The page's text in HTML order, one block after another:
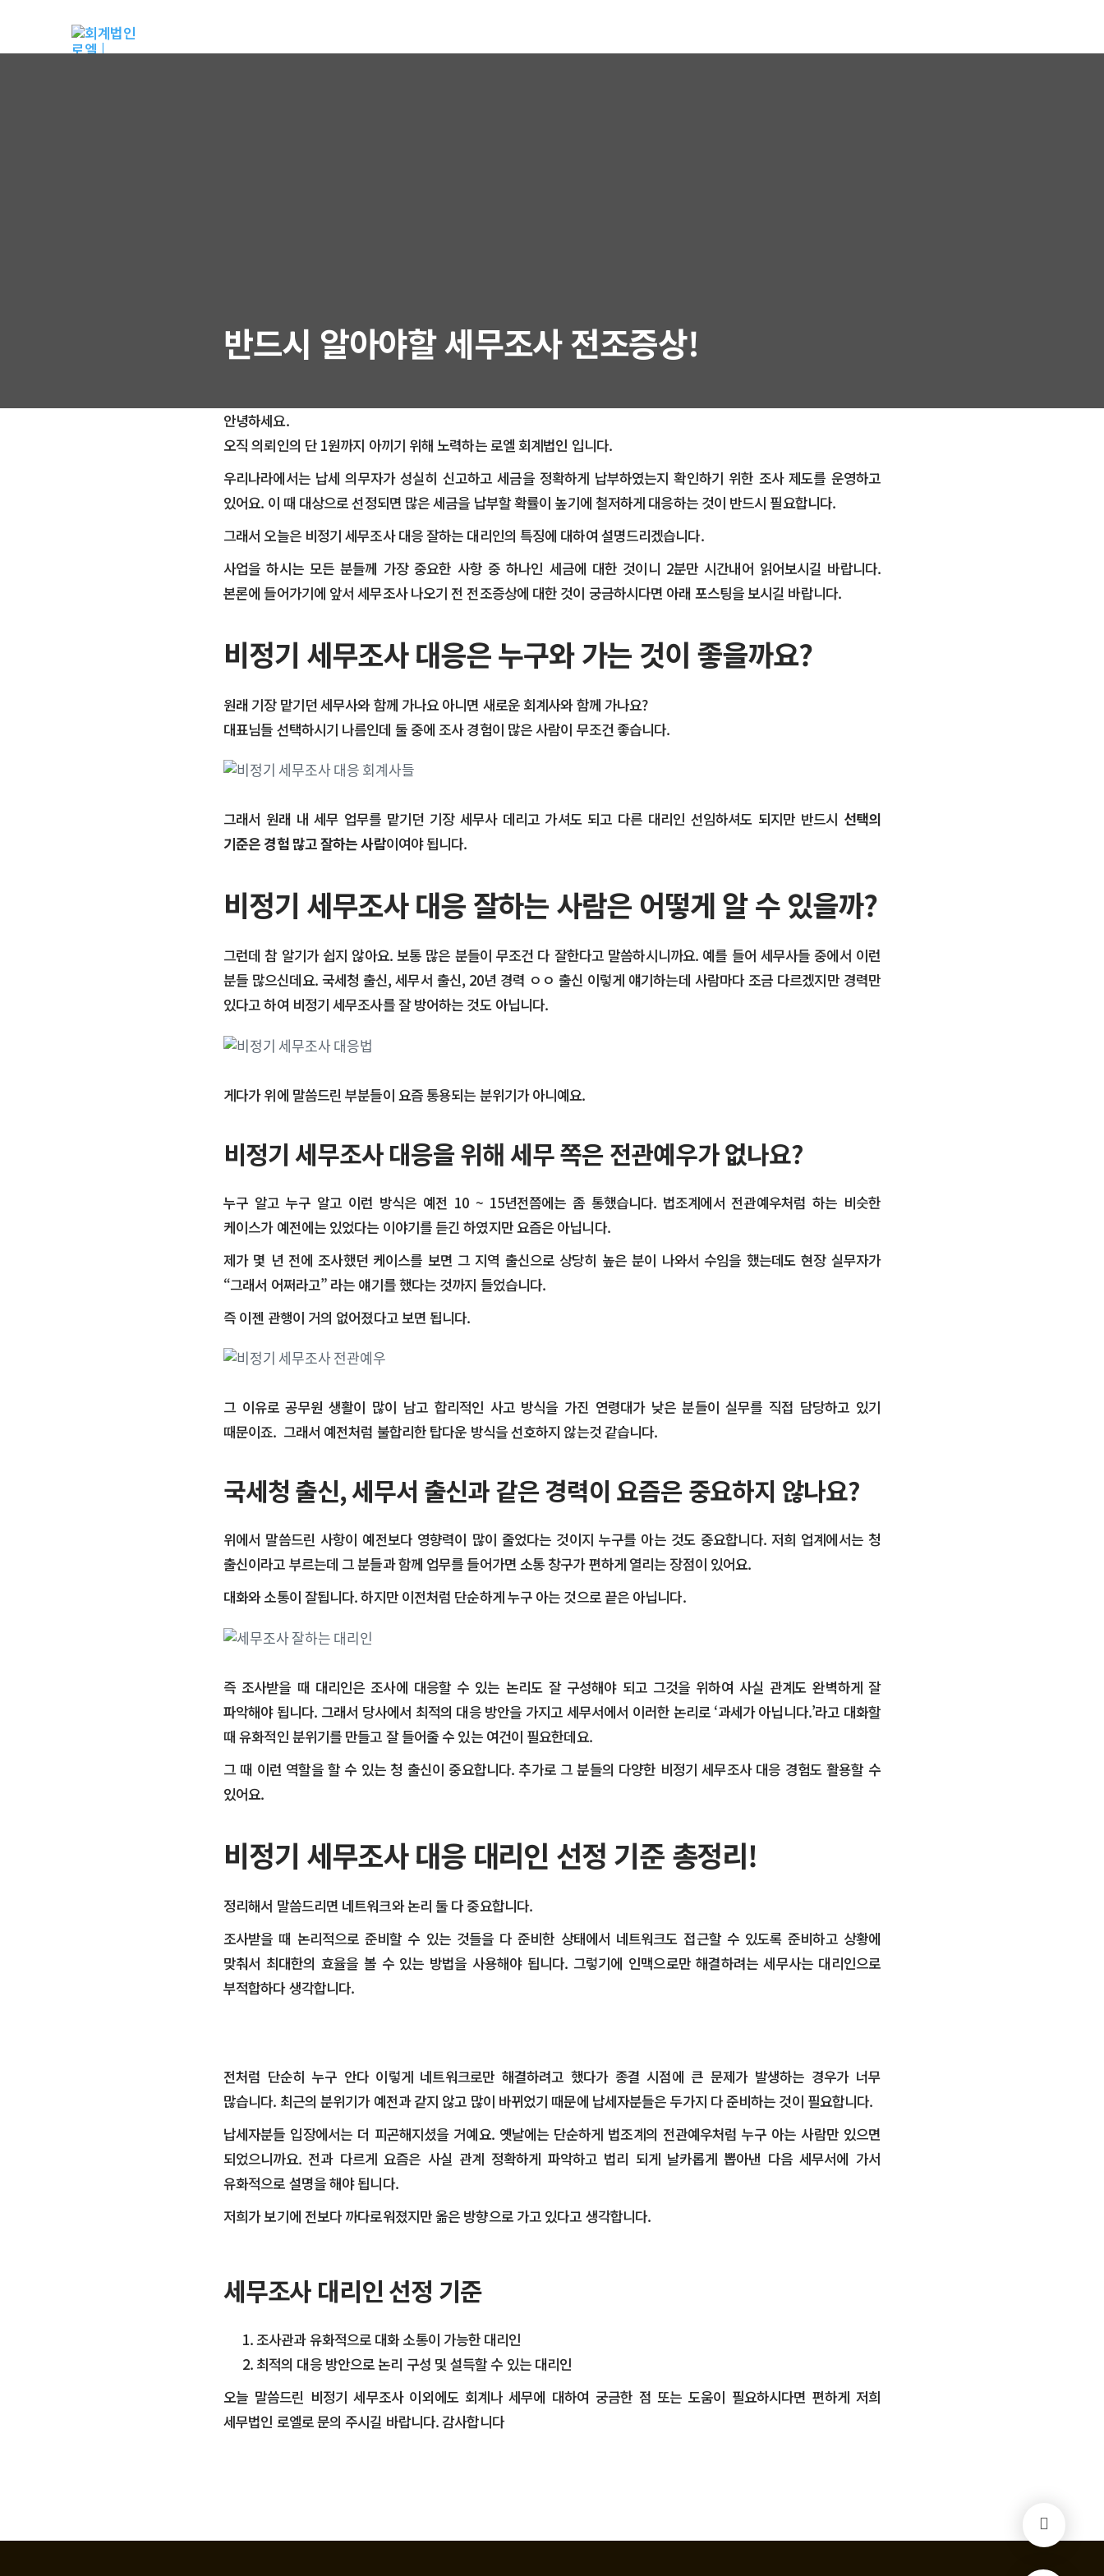
반드시 알아야할 세무조사 전조증상!
안녕하세요.
오직 의뢰인의 단 1원까지 아끼기 위해 노력하는 로엘 회계법인 입니다.
우리나라에서는 납세 의무자가 성실히 신고하고 세금을 정확하게 납부하였는지 확인하기 위한 조사 제도를 운영하고
있어요. 이 때 대상으로 선정되면 많은 세금을 납부할 확률이 높기에 철저하게 대응하는 것이 반드시 필요합니다.
​그래서 오늘은 비정기 세무조사 대응 잘하는 대리인의 특징에 대하여 설명드리겠습니다.
사업을 하시는 모든 분들께 가장 중요한 사항 중 하나인 세금에 대한 것이니 2분만 시간내어 읽어보시길 바랍니다.
본론에 들어가기에 앞서 세무조사 나오기 전 전조증상에 대한 것이 궁금하시다면 아래 포스팅을 보시길 바랍니다.
비정기 세무조사 대응은 누구와 가는 것이 좋을까요?
원래 기장 맡기던 세무사와 함께 가나요 아니면 새로운 회계사와 함께 가나요?
대표님들 선택하시기 나름인데 둘 중에 조사 경험이 많은 사람이 무조건 좋습니다.
그래서 원래 내 세무 업무를 맡기던 기장 세무사 데리고 가셔도 되고 다른 대리인 선임하셔도 되지만 반드시 선택의
기준은 경험 많고 잘하는 사람이여야 됩니다.
비정기 세무조사 대응 잘하는 사람은 어떻게 알 수 있을까?
그런데 참 알기가 쉽지 않아요. 보통 많은 분들이 무조건 다 잘한다고 말씀하시니까요. 예를 들어 세무사들 중에서 이런
분들 많으신데요. 국세청 출신, 세무서 출신, 20년 경력 ㅇㅇ 출신 이렇게 얘기하는데 사람마다 조금 다르겠지만 경력만
있다고 하여 비정기 세무조사를 잘 방어하는 것도 아닙니다.
게다가 위에 말씀드린 부분들이 요즘 통용되는 분위기가 아니예요.
비정기 세무조사 대응을 위해 세무 쪽은 전관예우가 없나요?
누구 알고 누구 알고 이런 방식은 예전 10 ~ 15년전쯤에는 좀 통했습니다. 법조계에서 전관예우처럼 하는 비슷한
케이스가 예전에는 있었다는 이야기를 듣긴 하였지만 요즘은 아닙니다.
제가 몇 년 전에 조사했던 케이스를 보면 그 지역 출신으로 상당히 높은 분이 나와서 수임을 했는데도 현장 실무자가
“그래서 어쩌라고” 라는 얘기를 했다는 것까지 들었습니다.
​즉 이젠 관행이 거의 없어졌다고 보면 됩니다.
그 이유로 공무원 생활이 많이 남고 합리적인 사고 방식을 가진 연령대가 낮은 분들이 실무를 직접 담당하고 있기
때문이죠. 그래서 예전처럼 불합리한 탑다운 방식을 선호하지 않는것 같습니다.
국세청 출신, 세무서 출신과 같은 경력이 요즘은 중요하지 않나요?
위에서 말씀드린 사항이 예전보다 영향력이 많이 줄었다는 것이지 누구를 아는 것도 중요합니다. 저희 업계에서는 청
출신이라고 부르는데 그 분들과 함께 업무를 들어가면 소통 창구가 편하게 열리는 장점이 있어요.
​대화와 소통이 잘됩니다. 하지만 이전처럼 단순하게 누구 아는 것으로 끝은 아닙니다.
즉 조사받을 때 대리인은 조사에 대응할 수 있는 논리도 잘 구성해야 되고 그것을 위하여 사실 관계도 완벽하게 잘
파악해야 됩니다. 그래서 당사에서 최적의 대응 방안을 가지고 세무서에서 이러한 논리로 ‘과세가 아닙니다.’라고 대화할
때 유화적인 분위기를 만들고 잘 들어줄 수 있는 여건이 필요한데요.
​그 때 이런 역할을 할 수 있는 청 출신이 중요합니다. 추가로 그 분들의 다양한 비정기 세무조사 대응 경험도 활용할 수
있어요.
비정기 세무조사 대응 대리인 선정 기준 총정리!
정리해서 말씀드리면 네트워크와 논리 둘 다 중요합니다.
​조사받을 때 논리적으로 준비할 수 있는 것들을 다 준비한 상태에서 네트워크도 접근할 수 있도록 준비하고 상황에
맞춰서 최대한의 효율을 볼 수 있는 방법을 사용해야 됩니다. 그렇기에 인맥으로만 해결하려는 세무사는 대리인으로
부적합하다 생각합니다.
전처럼 단순히 누구 안다 이렇게 네트워크로만 해결하려고 했다가 종결 시점에 큰 문제가 발생하는 경우가 너무
많습니다. 최근의 분위기가 예전과 같지 않고 많이 바뀌었기 때문에 납세자분들은 두가지 다 준비하는 것이 필요합니다.
납세자분들 입장에서는 더 피곤해지셨을 거예요. 옛날에는 단순하게 법조계의 전관예우처럼 누구 아는 사람만 있으면
되었으니까요. 전과 다르게 요즘은 사실 관계 정확하게 파악하고 법리 되게 날카롭게 뽑아낸 다음 세무서에 가서
유화적으로 설명을 해야 됩니다.
​저희가 보기에 전보다 까다로워졌지만 옮은 방향으로 가고 있다고 생각합니다.
세무조사 대리인 선정 기준
조사관과 유화적으로 대화 소통이 가능한 대리인
최적의 대응 방안으로 논리 구성 및 설득할 수 있는 대리인
오늘 말씀드린 비정기 세무조사 이외에도 회계나 세무에 대하여 궁금한 점 또는 도움이 필요하시다면 편하게 저희
세무법인 로엘로 문의 주시길 바랍니다. 감사합니다